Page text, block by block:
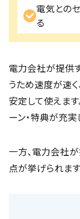
電気との
る
電力会社が提供
うため速度が速
安定して使えます
ーン・特典が充実
一方、電力会社
点が挙げられます